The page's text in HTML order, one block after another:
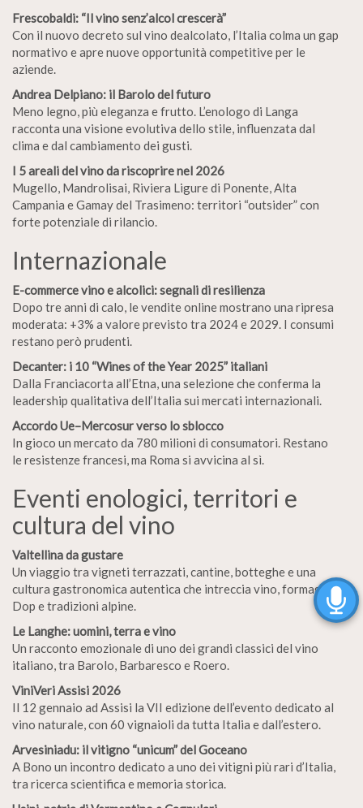
Frescobaldi: “Il vino senz’alcol crescerà”
Con il nuovo decreto sul vino dealcolato, l’Italia colma un gap
normativo e apre nuove opportunità competitive per le
aziende.
Andrea Delpiano: il Barolo del futuro
Meno legno, più eleganza e frutto. L’enologo di Langa
racconta una visione evolutiva dello stile, influenzata dal
clima e dal cambiamento dei gusti.
I 5 areali del vino da riscoprire nel 2026
Mugello, Mandrolisai, Riviera Ligure di Ponente, Alta
Campania e Gamay del Trasimeno: territori “outsider” con
forte potenziale di rilancio.
Internazionale
E-commerce vino e alcolici: segnali di resilienza
Dopo tre anni di calo, le vendite online mostrano una ripresa
moderata: +3% a valore previsto tra 2024 e 2029. I consumi
restano però prudenti.
Decanter: i 10 “Wines of the Year 2025” italiani
Dalla Franciacorta all’Etna, una selezione che conferma la
leadership qualitativa dell’Italia sui mercati internazionali.
Accordo Ue–Mercosur verso lo sblocco
In gioco un mercato da 780 milioni di consumatori. Restano
le resistenze francesi, ma Roma si avvicina al sì.
Eventi enologici, territori e
cultura del vino
Valtellina da gustare
Un viaggio tra vigneti terrazzati, cantine, botteghe e una
cultura gastronomica autentica che intreccia vino, formaggi
Dop e tradizioni alpine.
Le Langhe: uomini, terra e vino
Un racconto emozionale di uno dei grandi classici del vino
italiano, tra Barolo, Barbaresco e Roero.
ViniVeri Assisi 2026
Il 12 gennaio ad Assisi la VII edizione dell’evento dedicato al
vino naturale, con 60 vignaioli da tutta Italia e dall’estero.
Arvesiniadu: il vitigno “unicum” del Goceano
A Bono un incontro dedicato a uno dei vitigni più rari d’Italia,
tra ricerca scientifica e memoria storica.